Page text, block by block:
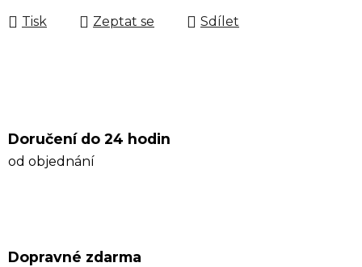
Tisk Zeptat se Sdílet
Doručení do 24 hodin
od objednání
Dopravné zdarma